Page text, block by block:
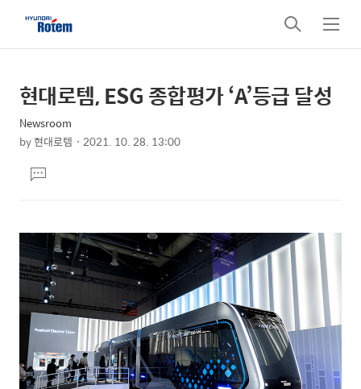
검
색
메
뉴
상
세
컨
텐
츠
본
문
제
목
현대로템, ESG 종합평가 ‘A’등급 달성
Newsroom
by현대로템 2021. 10. 28. 13:00
문댓
글